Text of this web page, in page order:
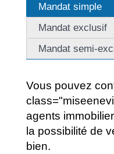
Mandat simple
Mandat exclusif
Mandat semi-
Vous pouvez
agents
la possibilité de
bien.